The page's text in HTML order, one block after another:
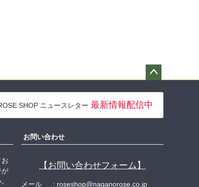
ップ
へ
SHOP ニュースレター 最新情報配信中
が
お問い合わせ
【お問い合わせフォーム】
メール
roseshop@naganorose.co.jp